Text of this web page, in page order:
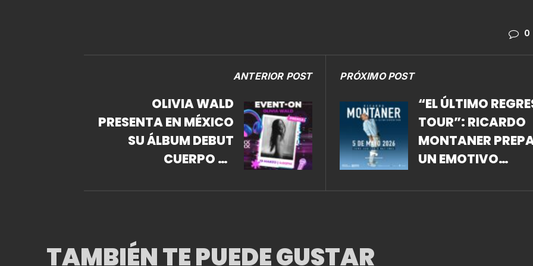
0
ANTERIOR POST
OLIVIA WALD
PRESENTA EN MÉXICO
SU ÁLBUM DEBUT
CUERPO EN
TOTALPLAY
PRÓXIMO POST
“EL ÚLTIMO
TOUR”: RICARDO
MONTANER
UN EMOTIVO
EL PÚBLICO
TAMBIÉN TE PUEDE GUSTAR